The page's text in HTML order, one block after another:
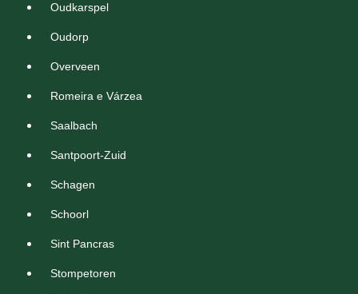
Oudkarspel
Oudorp
Overveen
Romeira e Várzea
Saalbach
Santpoort-Zuid
Schagen
Schoorl
Sint Pancras
Stompetoren